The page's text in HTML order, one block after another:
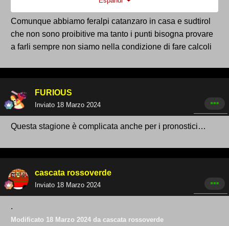
Parma che viene a Terni promosso da 3-4 giornate,
preferisco tutta la vita questa seconda situazione.
Voi no?!
Comunque abbiamo feralpi catanzaro in casa e sudtirol
che non sono proibitive ma tanto i punti bisogna provare
a farli sempre non siamo nella condizione di fare calcoli
FURIOUS
Inviato 18 Marzo 2024
Questa stagione è complicata anche per i pronostici…
cascata rossoverde
Inviato 18 Marzo 2024
.
Modificato 18 Marzo 2024 da cascata rossoverde